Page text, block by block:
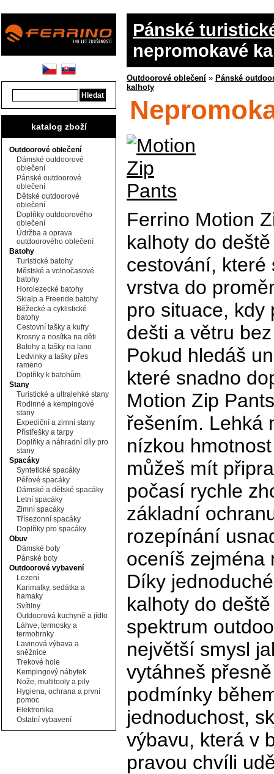
katalog zboží
Outdoorové oblečení
Dámské outdoorové
oblečení
Pánské outdoorové
oblečení
Dětské outdoorové
oblečení
Doplňky outdoorového
oblečení
Údržba a oprava
outdoorového oblečení
Batohy
Turistické batohy
Městské a volnočasové
batohy
Horolezecké batohy
Skialp a Freeride batohy
Běžecké a cyklistické
batohy
Cestovní tašky a kufry
Krosny a nosítka na děti
Batohy a tašky na lano
Ledvinky a tašky přes
rameno
Doplňky k batohům
Stany
Turistické a ultralehké stany
Rodinné a kempingové
stany
Expediční a zimní stany
Přístřešky a tarpy
Doplňky a náhradní díly pro
stany
Spacáky
Syntetické spacáky
Péřové spacáky
Dámské a dětské spacáky
Letní spacáky
Zimní spacáky
Třísezonní spacáky
Doplňky pro spacáky
Obuv
Dámské boty
Pánské boty
Outdoorové vybavení
Lezení
Karimatky, sedátka a
hamaky
Svítilny
Outdoorová kuchyně a jídlo
Láhve, termosky a
termohrnky
Lavinová výbava a
sněžnice
Trekové hole
Kempingový nábytek
Nože, multitooly a pily
Hygiena, ochrana a první
pomoc
Elektronika
Ostatní vybavení
Pánské
nepromokavé
Outdoorové oblečení » Pánské
kalhoty
Ferrino Motion
kalhoty do
cestování, které
vrstva do
pro situace, kdy
dešti a větru
Pokud hledáš
které snadno
Motion Zip
řešením. Lehká
nízkou
můžeš mít
počasí rychle
základní
rozepínání
oceníš zejména
Díky
kalhoty do
spektrum
největší smysl
vytáhneš
podmínky
jednoduchost,
výbavu, která v
pravou chvíli